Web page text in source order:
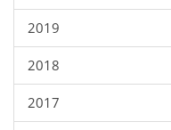
2019
2018
2017